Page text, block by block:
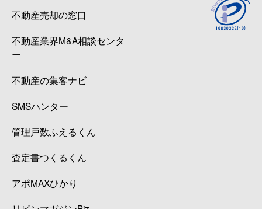
不動産売却の窓口
不動産業界M&A相談センタ
ー
不動産の集客ナビ
SMSハンター
管理戸数ふえるくん
査定書つくるくん
アポMAXひかり